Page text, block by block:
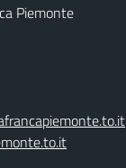
Piemonte